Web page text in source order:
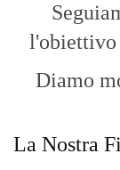
l'obiettivo
Diamo
La Nostra